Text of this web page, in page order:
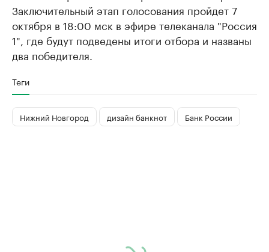
Заключительный этап голосования пройдет 7
октября в 18:00 мск в эфире телеканала "Россия
1", где будут подведены итоги отбора и названы
два победителя.
Теги
Нижний Новгород дизайн банкнот Банк России